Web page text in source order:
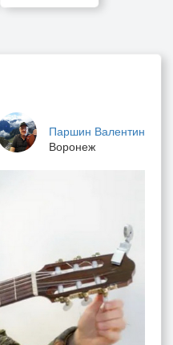
Паршин Валентин
Воронеж